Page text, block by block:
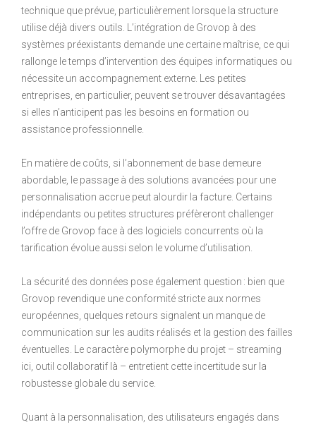
technique que prévue, particulièrement lorsque la structure
utilise déjà divers outils. L’intégration de Grovop à des
systèmes préexistants demande une certaine maîtrise, ce qui
rallonge le temps d’intervention des équipes informatiques ou
nécessite un accompagnement externe. Les petites
entreprises, en particulier, peuvent se trouver désavantagées
si elles n’anticipent pas les besoins en formation ou
assistance professionnelle.
En matière de coûts, si l’abonnement de base demeure
abordable, le passage à des solutions avancées pour une
personnalisation accrue peut alourdir la facture. Certains
indépendants ou petites structures préfèreront challenger
l’offre de Grovop face à des logiciels concurrents où la
tarification évolue aussi selon le volume d’utilisation.
La sécurité des données pose également question : bien que
Grovop revendique une conformité stricte aux normes
européennes, quelques retours signalent un manque de
communication sur les audits réalisés et la gestion des failles
éventuelles. Le caractère polymorphe du projet – streaming
ici, outil collaboratif là – entretient cette incertitude sur la
robustesse globale du service.
Quant à la personnalisation, des utilisateurs engagés dans